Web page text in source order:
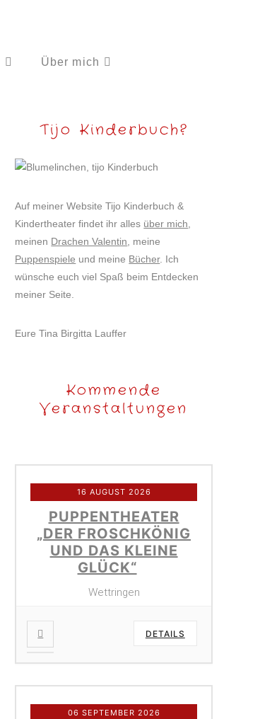
Über mich
Tijo Kinderbuch?
Auf meiner Website Tijo Kinderbuch &
Kindertheater findet ihr alles über mich
meinen Drachen Valentin , meine
Puppenspiele und meine Bücher. Ich
wünsche euch viel Spaß beim Entdecken
meiner Seite.
Eure Tina Birgitta Lauffer
Kommende
Veranstaltungen
16 AUGUST 2026
PUPPENTHEATER
„DER FROSCHKÖNIG
UND DAS KLEINE
GLÜCK“
Wettringen
DETAILS
06 SEPTEMBER 2026